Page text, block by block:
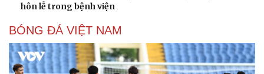
hôn lễ trong bệnh viện
BÓNG ĐÁ VIỆT NAM